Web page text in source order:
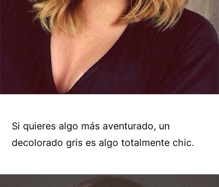
Si quieres algo más aventurado, un
decolorado gris es algo totalmente chic.